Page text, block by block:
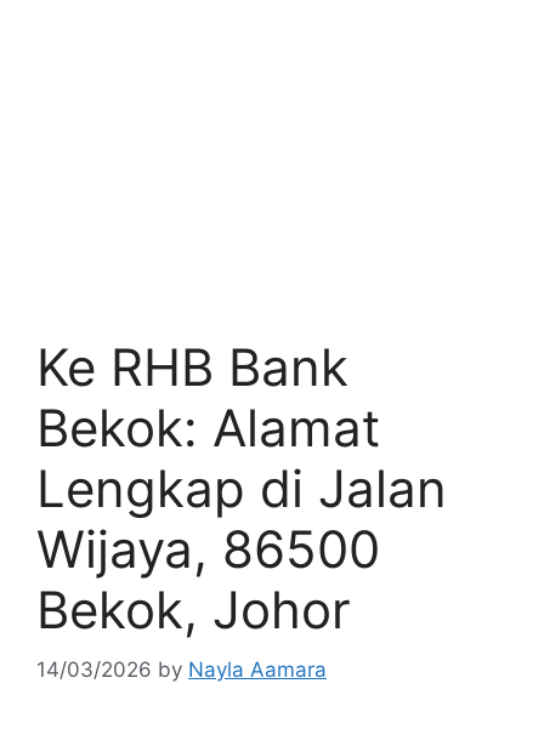
Ke RHB Bank
Bekok: Alamat
Lengkap di Jalan
Wijaya, 86500
Bekok, Johor
14/03/2026 by Nayla Aamara